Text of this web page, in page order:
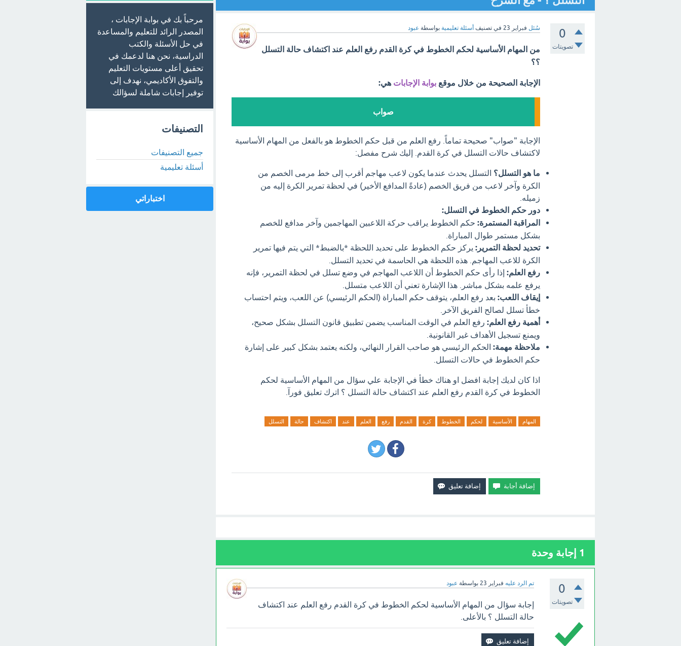
0
تصويتات
سُئل فبراير 23 في تصنيف أسئلة تعليمية بواسطة عبود
من المهام الأساسية لحكم الخطوط في كرة القدم رفع العلم عند اكتشاف حالة التسلل
؟؟
الإجابة الصحيحة من خلال موقع بوابة الإجابات هي:
صواب
الإجابة "صواب" صحيحة تماماً. رفع العلم من قبل حكم الخطوط هو بالفعل من المهام الأساسية
لاكتشاف حالات التسلل في كرة القدم. إليك شرح مفصل:
ما هو التسلل؟ التسلل يحدث عندما يكون لاعب مهاجم أقرب إلى خط مرمى الخصم من
الكرة وآخر لاعب من فريق الخصم (عادةً المدافع الأخير) في لحظة تمرير الكرة إليه من
زميله.
دور حكم الخطوط في التسلل:
المراقبة المستمرة: حكم الخطوط يراقب حركة اللاعبين المهاجمين وآخر مدافع للخصم
بشكل مستمر طوال المباراة.
تحديد لحظة التمرير: يركز حكم الخطوط على تحديد اللحظة *بالضبط* التي يتم فيها تمرير
الكرة للاعب المهاجم. هذه اللحظة هي الحاسمة في تحديد التسلل.
رفع العلم: إذا رأى حكم الخطوط أن اللاعب المهاجم في وضع تسلل في لحظة التمرير، فإنه
يرفع علمه بشكل مباشر. هذا الإشارة تعني أن اللاعب متسلل.
إيقاف اللعب: بعد رفع العلم، يتوقف حكم المباراة (الحكم الرئيسي) عن اللعب، ويتم احتساب
خطأ تسلل لصالح الفريق الآخر.
أهمية رفع العلم: رفع العلم في الوقت المناسب يضمن تطبيق قانون التسلل بشكل صحيح،
ويمنع تسجيل الأهداف غير القانونية.
ملاحظة مهمة: الحكم الرئيسي هو صاحب القرار النهائي، ولكنه يعتمد بشكل كبير على إشارة
حكم الخطوط في حالات التسلل.
اذا كان لديك إجابة افضل او هناك خطأ في الإجابة علي سؤال من المهام الأساسية لحكم
الخطوط في كرة القدم رفع العلم عند اكتشاف حالة التسلل ؟ اترك تعليق فورآ.
المهام الأساسية لحكم الخطوط كرة القدم رفع العلم عند اكتشاف حالة التسلل
1 إجابة وحدة
0
تصويتات
تم الرد عليه فبراير 23 بواسطة عبود
إجابة سؤال من المهام الأساسية لحكم الخطوط في كرة القدم رفع العلم عند اكتشاف
حالة التسلل ؟ بالأعلى.
مرحباً بك في بوابة الإجابات ،
المصدر الرائد للتعليم والمساعدة
في حل الأسئلة والكتب
الدراسية، نحن هنا لدعمك في
تحقيق أعلى مستويات التعليم
والتفوق الأكاديمي، نهدف إلى
توفير إجابات شاملة لسؤالك
التصنيفات
جميع التصنيفات
أسئلة تعليمية
اختباراتي